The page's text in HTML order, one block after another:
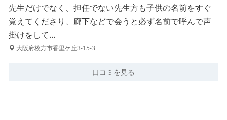
先生だけでなく、担任でない先生方も子供の名前をすぐ
覚えてくださり、廊下などで会うと必ず名前で呼んで声
掛けをして…
大阪府枚方市香里ケ丘3-15-3
口コミを見る